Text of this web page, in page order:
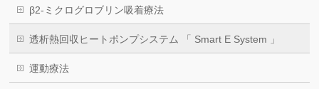
β2-ミクログロブリン吸着療法
透析熱回収ヒートポンプシステム 「 Smart E System 」
運動療法